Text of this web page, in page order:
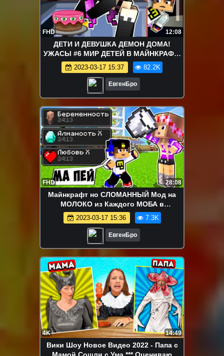
FHD 12:08
ДЕТИ И ДЕВУШКА ДЕМОН ДОМА!
УЖАСЫ #6 МИР ДЕТЕЙ В МАЙНКРАФТ!
КТО ТВОЙ ПАПОЧКА! ДЕТИ MINECRAFT!
2023-03-17 15:37 82.2K
ЕвгенБро
FHD 28:08
Майнкрафт но СЛОМАННЫЙ Мод на
МОЛОКО из Каждого МОБА в
Майнкрафте Троллинг Ловушка
Minecraft
2023-03-17 15:36 7.3K
ЕвгенБро
4K 14:49
Вики Шоу Новое Видео 2022 - Папа с